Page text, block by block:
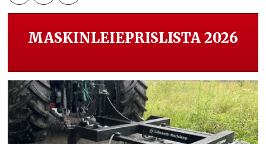
MASKINLEIEPRISLISTA 2026